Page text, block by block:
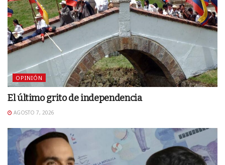
OPINIÓN
El último grito de independencia
AGOSTO 7, 2026